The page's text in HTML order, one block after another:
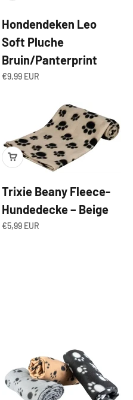
Hondendeken Leo
Soft Pluche
Bruin/Panterprint
Angebot
€9,99 EUR
Trixie Beany Fleece-
Hundedecke – Beige
Angebot
€5,99 EUR